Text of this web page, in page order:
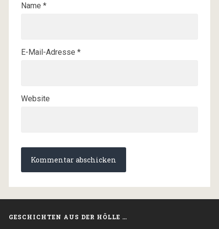
Name *
E-Mail-Adresse *
Website
GESCHICHTEN AUS DER HÖLLE …